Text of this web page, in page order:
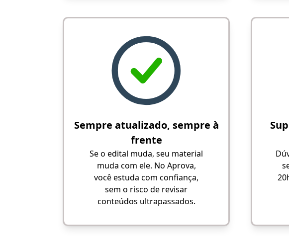
Sempre atualizado, sempre à
frente
Se o edital muda, seu material
muda com ele. No Aprova,
você estuda com confiança,
sem o risco de revisar
conteúdos ultrapassados.